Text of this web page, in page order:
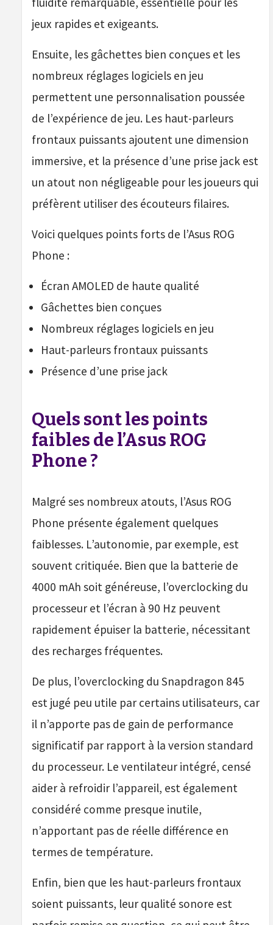
jeux rapides et exigeants.
Ensuite, les gâchettes bien conçues et les
nombreux réglages logiciels en jeu
permettent une personnalisation poussée
de l’expérience de jeu. Les haut-parleurs
frontaux puissants ajoutent une dimension
immersive, et la présence d’une prise jack est
un atout non négligeable pour les joueurs qui
préfèrent utiliser des écouteurs filaires.
Voici quelques points forts de l’Asus ROG
Phone :
Écran AMOLED de haute qualité
Gâchettes bien conçues
Nombreux réglages logiciels en jeu
Haut-parleurs frontaux puissants
Présence d’une prise jack
Quels sont les points
faibles de l’Asus ROG
Phone ?
Malgré ses nombreux atouts, l’Asus ROG
Phone présente également quelques
faiblesses. L’autonomie, par exemple, est
souvent critiquée. Bien que la batterie de
4000 mAh soit généreuse, l’overclocking du
processeur et l’écran à 90 Hz peuvent
rapidement épuiser la batterie, nécessitant
des recharges fréquentes.
De plus, l’overclocking du Snapdragon 845
est jugé peu utile par certains utilisateurs, car
il n’apporte pas de gain de performance
significatif par rapport à la version standard
du processeur. Le ventilateur intégré, censé
aider à refroidir l’appareil, est également
considéré comme presque inutile,
n’apportant pas de réelle différence en
termes de température.
Enfin, bien que les haut-parleurs frontaux
soient puissants, leur qualité sonore est